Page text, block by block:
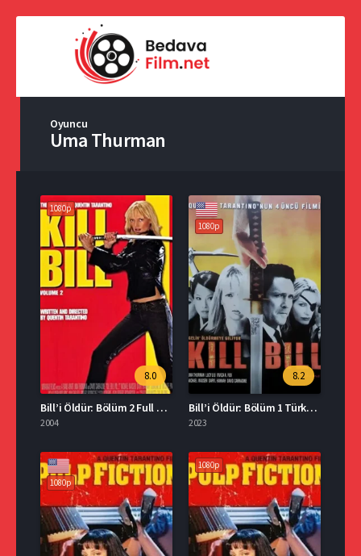
Oyuncu
Uma Thurman
1080p
8.0
Bill’i Öldür: Bölüm 2 Full HD İzle
2004
1080p
8.2
Bill’i Öldür: Bölüm 1 Türkçe Dublaj İzle
2023
1080p
1080p